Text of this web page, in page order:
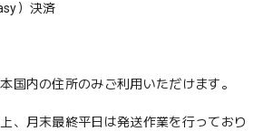
）決済
国内の住所のみご利用いただけます。
、月末最終平日は発送作業を行っており